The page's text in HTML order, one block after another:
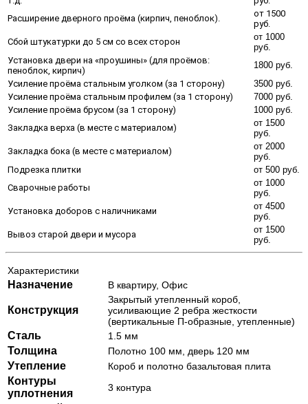
Расширение дверного проёма (кирпич, пеноблок).
от 1500
руб.
Сбой штукатурки до 5 см со всех сторон
от 1000
руб.
Установка двери на «проушины» (для проёмов:
пеноблок, кирпич)
1800 руб.
Усиление проёма стальным уголком (за 1 сторону)
3500 руб.
Усиление проёма стальным профилем (за 1 сторону)
7000 руб.
Усиление проёма брусом (за 1 сторону)
1000 руб.
Закладка верха (в месте с материалом)
от 1500
руб.
Закладка бока (в месте с материалом)
от 2000
руб.
Подрезка плитки
от 500 руб.
Сварочные работы
от 1000
руб.
Установка доборов с наличниками
от 4500
руб.
Вывоз старой двери и мусора
от 1500
руб.
Характеристики
Назначение В квартиру, Офис
Конструкция
Закрытый утепленный короб,
усиливающие 2 ребра жесткости
(вертикальные П-образные, утепленные)
Сталь 1.5 мм
Толщина Полотно 100 мм, дверь 120 мм
Утепление Короб и полотно базальтовая плита
Контуры
уплотнения
3 контура